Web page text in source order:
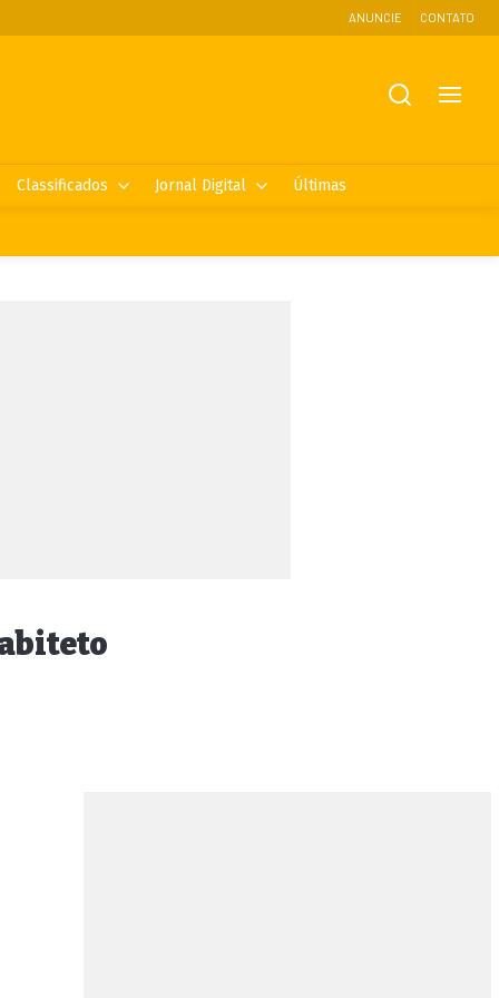
ANUNCIE CONTATO
Classificados Jornal Digital Últimas